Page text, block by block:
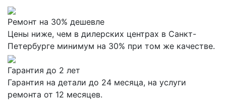
Ремонт на 30% дешевле
Цены ниже, чем в дилерских центрах в Санкт-
Петербурге минимум на 30% при том же качестве.
Гарантия до 2 лет
Гарантия на детали до 24 месяца, на услуги
ремонта от 12 месяцев.